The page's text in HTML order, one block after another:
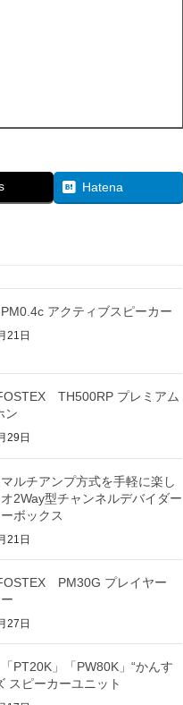
Hatena
アクティブスピーカー
21日
TH500RP プレミアム
ン
29日
ルチアンプ方式を手軽に楽し
2Way型チャンネルデバイダー
ボックス
21日
PM30G プレイヤー
27日
PT20K」「PW80K」“かんす
スピーカーユニット